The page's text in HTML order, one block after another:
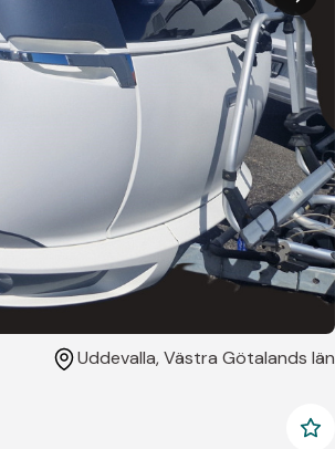
Uddevalla, Västra Götalands län